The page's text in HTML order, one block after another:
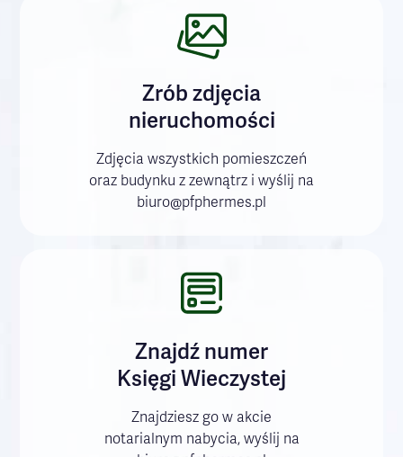
Zrób zdjęcia
nieruchomości
Zdjęcia wszystkich pomieszczeń
oraz budynku z zewnątrz i wyślij na
biuro@pfphermes.pl
Znajdź numer
Księgi Wieczystej
Znajdziesz go w akcie
notarialnym nabycia, wyślij na